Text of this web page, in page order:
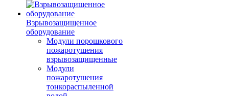
Взрывозащищенное
оборудование
Модули порошкового
пожаротушения
взрывозащищенные
Модули
пожаротушения
тонкораспыленной